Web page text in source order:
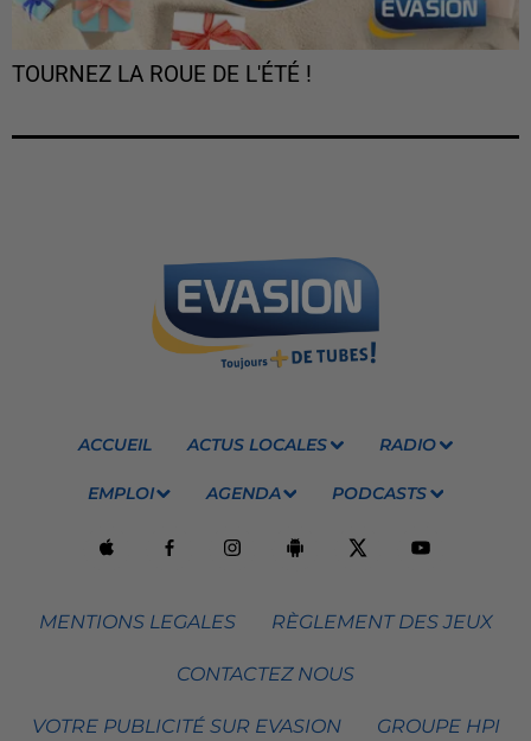
TOURNEZ LA ROUE DE L'ÉTÉ !
ACCUEIL ACTUS LOCALES RADIO
EMPLOI AGENDA PODCASTS
MENTIONS LEGALES RÈGLEMENT DES JEUX
CONTACTEZ NOUS
VOTRE PUBLICITÉ SUR EVASION GROUPE HPI